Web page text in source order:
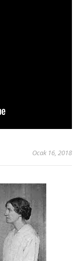
Ocak 16, 2018